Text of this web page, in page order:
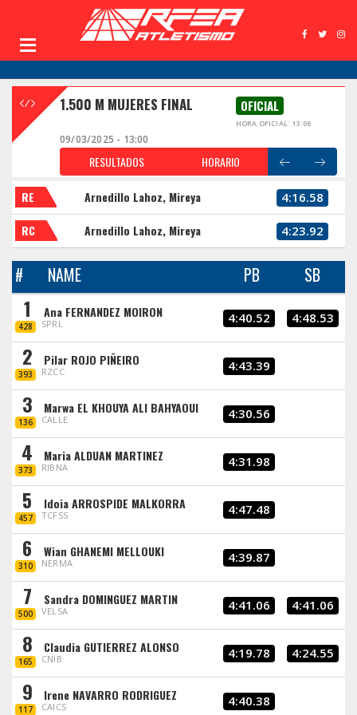
1.500 M MUJERES FINAL OFICIAL
HORA OFICIAL: 13:06
09/03/2025 - 13:00
RESULTADOS HORARIO
RE Arnedillo Lahoz, Mireya 4:16.58
RC Arnedillo Lahoz, Mireya 4:23.92
# NAME PB SB
1
428
Ana FERNANDEZ MOIRON
SPRL 4:40.52 4:48.53
2
393
Pilar ROJO PIÑEIRO
RZCC 4:43.39
3
136
Marwa EL KHOUYA ALI BAHYAOUI
CALLE 4:30.56
4
373
Maria ALDUAN MARTINEZ
RIBNA 4:31.98
5
457
Idoia ARROSPIDE MALKORRA
TCFSS 4:47.48
6
310
Wian GHANEMI MELLOUKI
NERMA 4:39.87
7
500
Sandra DOMINGUEZ MARTIN
VELSA 4:41.06 4:41.06
8
165
Claudia GUTIERREZ ALONSO
CNIB 4:19.78 4:24.55
9
117
Irene NAVARRO RODRIGUEZ
CAICS 4:40.38